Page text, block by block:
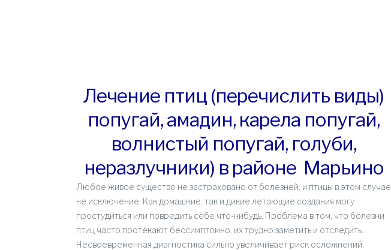
Лечение птиц (перечислить виды)
попугай, амадин, карела попугай,
волнистый попугай, голуби,
неразлучники) в районе Марьино
Любое живое существо не застраховано от болезней, и птицы в этом случае
не исключение. Как домашние, так и дикие летающие создания могу
простудиться или повредить себе что-нибудь. Проблема в том, что болезни
птиц часто протекают бессимптомно, их трудно заметить и отследить.
Несвоевременная диагностика сильно увеличивает риск осложнений.